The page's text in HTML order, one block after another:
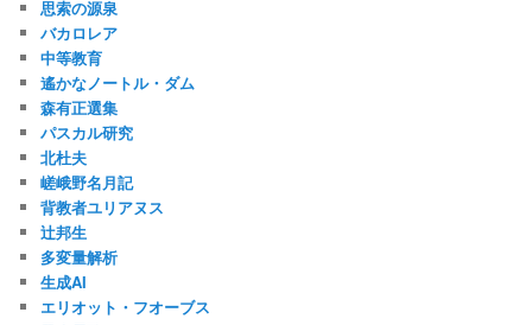
思索の源泉
バカロレア
中等教育
遙かなノートル・ダム
森有正選集
パスカル研究
北杜夫
嵯峨野名月記
背教者ユリアヌス
辻邦生
多変量解析
生成AI
エリオット・フオーブス